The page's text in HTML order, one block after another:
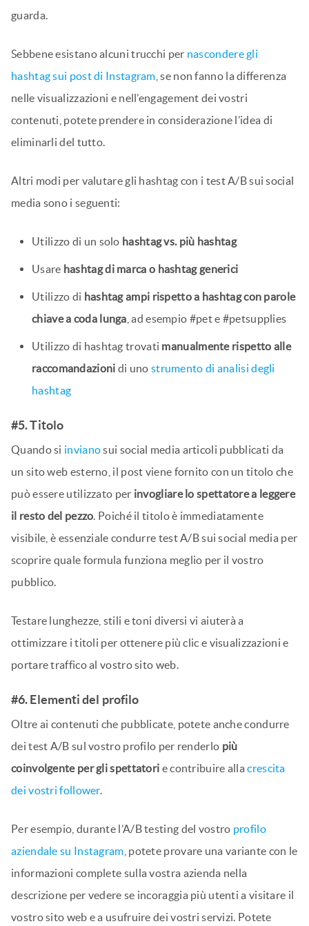
guarda.
Sebbene esistano alcuni trucchi per nascondere gli
hashtag sui post di Instagram , se non fanno la differenza
nelle visualizzazioni e nell’engagement dei vostri
contenuti, potete prendere in considerazione l’idea di
eliminarli del tutto.
Altri modi per valutare gli hashtag con i test A/B sui social
media sono i seguenti:
Utilizzo di un solo hashtag vs. più hashtag
Usare hashtag di marca o hashtag generici
Utilizzo di hashtag ampi rispetto a hashtag con parole
chiave a coda lunga , ad esempio #pet e #petsupplies
Utilizzo di hashtag trovati manualmente rispetto alle
raccomandazioni di uno strumento di analisi degli
hashtag
#5. Titolo
Quando si invianosui social media articoli pubblicati da
un sito web esterno, il post viene fornito con un titolo che
può essere utilizzato per invogliare lo spettatore a leggere
il resto del pezzo. Poiché il titolo è immediatamente
visibile, è essenziale condurre test A/B sui social media per
scoprire quale formula funziona meglio per il vostro
pubblico.
Testare lunghezze, stili e toni diversi vi aiuterà a
ottimizzare i titoli per ottenere più clic e visualizzazioni e
portare traffico al vostro sito web.
#6. Elementi del profilo
Oltre ai contenuti che pubblicate, potete anche condurre
dei test A/B sul vostro profilo per renderlo più
coinvolgente per gli spettatori e contribuire allacrescita
dei vostri follower.
Per esempio, durante l’A/B testing del vostro profilo
aziendale su Instagram , potete provare una variante con le
informazioni complete sulla vostra azienda nella
descrizione per vedere se incoraggia più utenti a visitare il
vostro sito web e a usufruire dei vostri servizi. Potete